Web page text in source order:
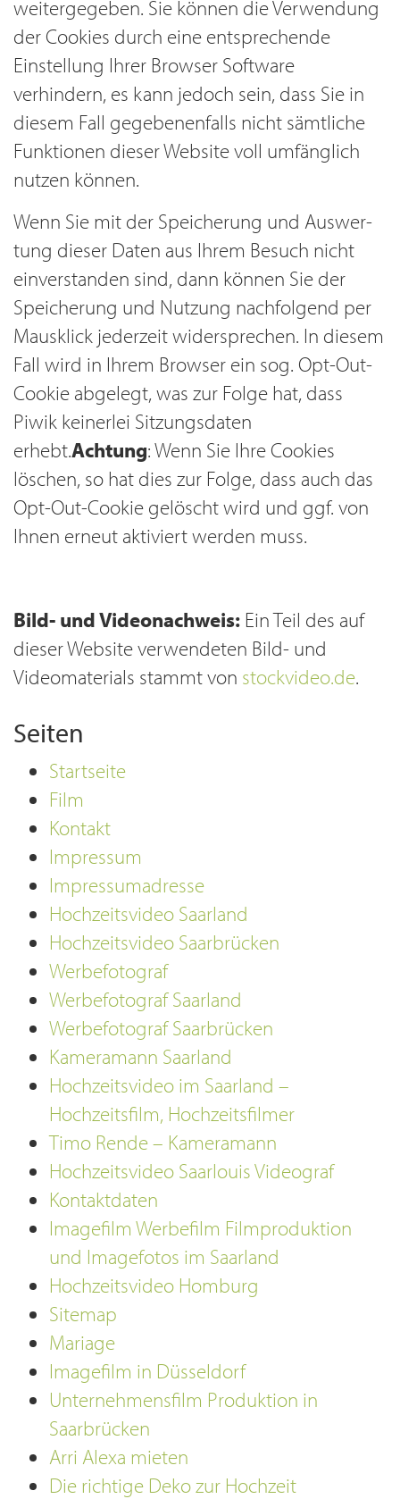
weitergegeben. Sie können die Verwendung
der Cookies durch eine entsprechende
Einstellung Ihrer Browser Software
verhindern, es kann jedoch sein, dass Sie in
diesem Fall gegebenenfalls nicht sämtliche
Funktionen dieser Website voll umfänglich
nutzen können.
Wenn Sie mit der Spei­che­rung und Aus­wer­
tung die­ser Daten aus Ihrem Besuch nicht
ein­ver­stan­den sind, dann kön­nen Sie der
Spei­che­rung und Nut­zung nachfolgend per
Maus­klick jederzeit wider­spre­chen. In diesem
Fall wird in Ihrem Browser ein sog. Opt-Out-
Cookie abgelegt, was zur Folge hat, dass
Piwik kei­ner­lei Sit­zungs­da­ten
erhebt.Achtung: Wenn Sie Ihre Cookies
löschen, so hat dies zur Folge, dass auch das
Opt-Out-Cookie gelöscht wird und ggf. von
Ihnen erneut aktiviert werden muss.
Bild- und Videonachweis: Ein Teil des auf
dieser Website verwendeten Bild- und
Videomaterials stammt von stockvideo.de.
Seiten
Startseite
Film
Kontakt
Impressum
Impressumadresse
Hochzeitsvideo Saarland
Hochzeitsvideo Saarbrücken
Werbefotograf
Werbefotograf Saarland
Werbefotograf Saarbrücken
Kameramann Saarland
Hochzeitsvideo im Saarland –
Hochzeitsfilm, Hochzeitsfilmer
Timo Rende – Kameramann
Hochzeitsvideo Saarlouis Videograf
Kontaktdaten
Imagefilm Werbefilm Filmproduktion
und Imagefotos im Saarland
Hochzeitsvideo Homburg
Sitemap
Mariage
Imagefilm in Düsseldorf
Unternehmensfilm Produktion in
Saarbrücken
Arri Alexa mieten
Die richtige Deko zur Hochzeit